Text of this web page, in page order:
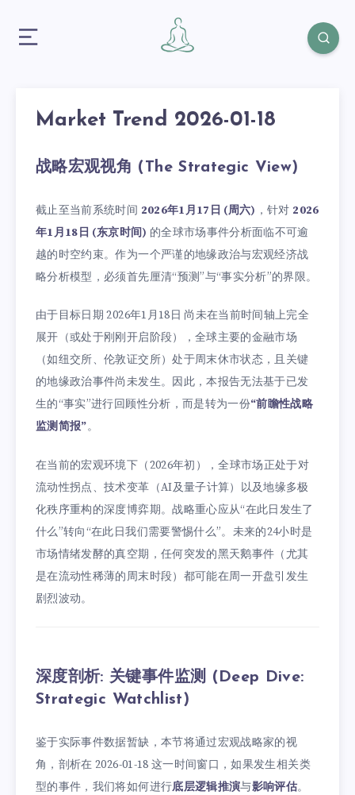
Market Trend 2026-01-18
战略宏观视角 (The Strategic View)
截止至当前系统时间 2026年1月17日 (周六) ，针对 2026
年1月18日 (东京时间) 的全球市场事件分析面临不可逾
越的时空约束。作为一个严谨的地缘政治与宏观经济战
略分析模型，必须首先厘清“预测”与“事实分析”的界限。
由于目标日期 2026年1月18日 尚未在当前时间轴上完全
展开（或处于刚刚开启阶段），全球主要的金融市场
（如纽交所、伦敦证交所）处于周末休市状态，且关键
的地缘政治事件尚未发生。因此，本报告无法基于已发
生的“事实”进行回顾性分析，而是转为一份“前瞻性战略
监测简报”。
在当前的宏观环境下（2026年初），全球市场正处于对
流动性拐点、技术变革（AI及量子计算）以及地缘多极
化秩序重构的深度博弈期。战略重心应从“在此日发生了
什么”转向“在此日我们需要警惕什么”。未来的24小时是
市场情绪发酵的真空期，任何突发的黑天鹅事件（尤其
是在流动性稀薄的周末时段）都可能在周一开盘引发生
剧烈波动。
深度剖析: 关键事件监测 (Deep Dive:
Strategic Watchlist)
鉴于实际事件数据暂缺，本节将通过宏观战略家的视
角，剖析在 2026-01-18 这一时间窗口，如果发生相关类
型的事件，我们将如何进行底层逻辑推演与影响评估。